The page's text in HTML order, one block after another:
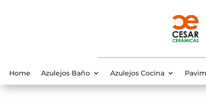
Home Azulejos Baño Azulejos Cocina